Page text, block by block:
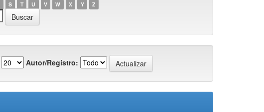
S T U V W X Y Z
Autor/Registro: